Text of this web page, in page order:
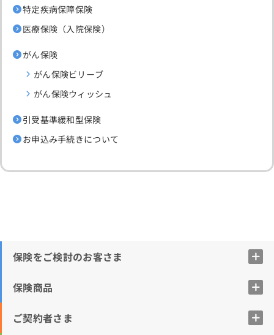
特定疾病保障保険
医療保険（入院保険）
がん保険
がん保険ビリーブ
がん保険ウィッシュ
引受基準緩和型保険
お申込み手続きについて
保険をご検討のお客さま
保険商品
ご契約者さま